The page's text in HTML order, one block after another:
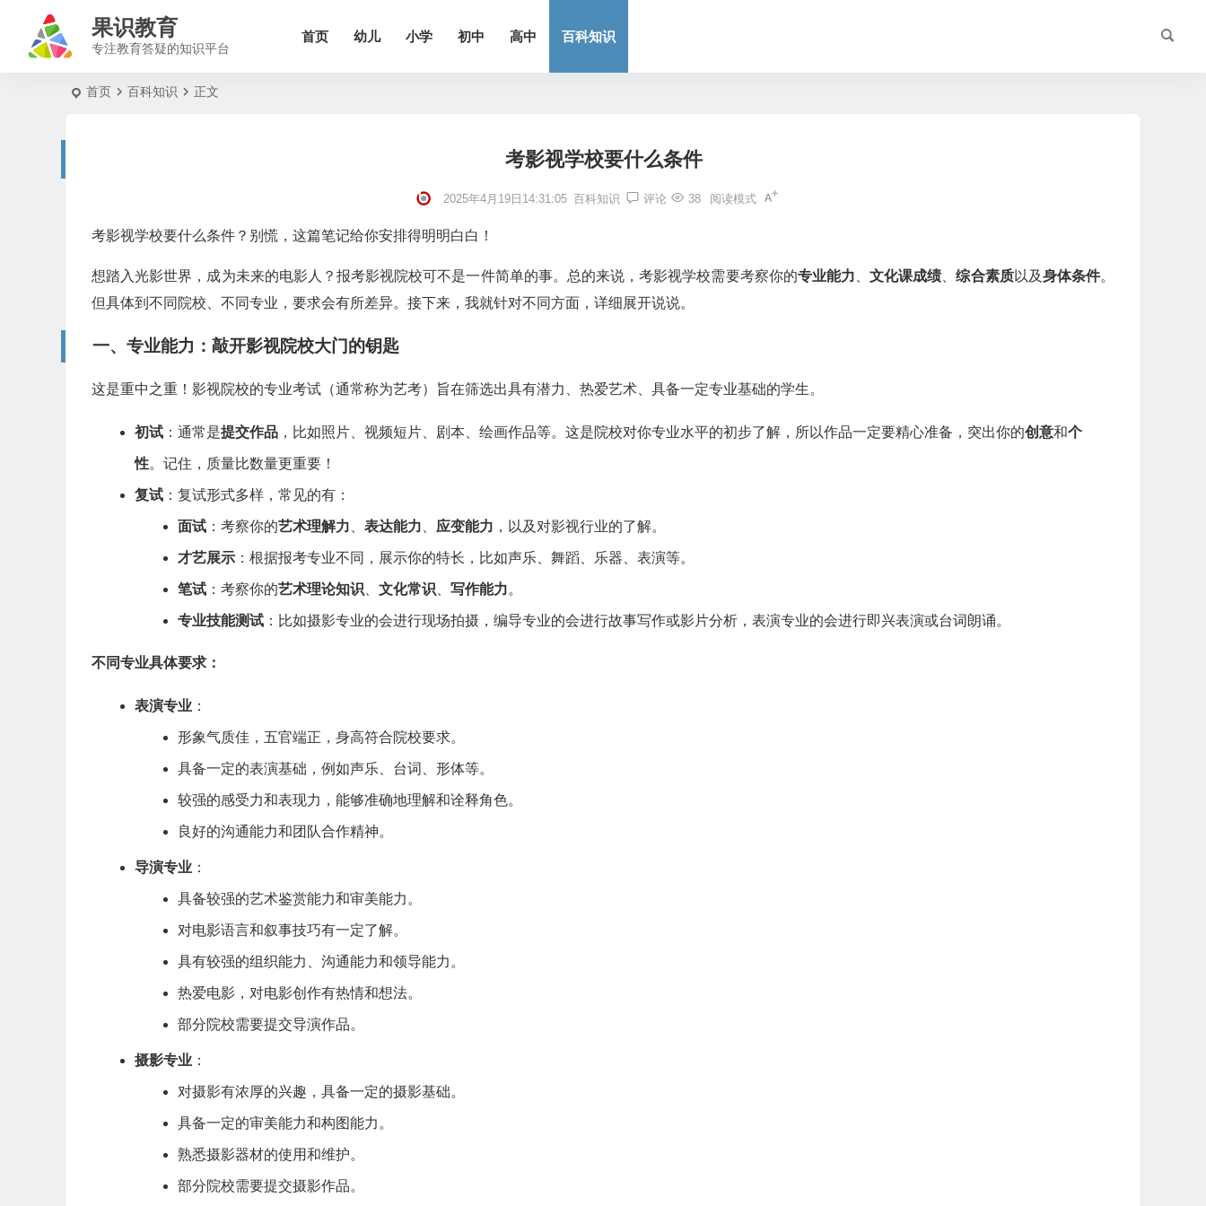
果识教育
专注教育答疑的知识平台
首页 幼儿 小学 初中 高中 百科知识
首页 百科知识 正文
考影视学校要什么条件
2025年4月19日14:31:05 百科知识 评论 38 阅读模式
考影视学校要什么条件？别慌，这篇笔记给你安排得明明白白！
想踏入光影世界，成为未来的电影人？报考影视院校可不是一件简单的事。总的来说，考影视学校需要考察你的专业能力 、文化课成绩、综合素质以及身体条件。
但具体到不同院校、不同专业，要求会有所差异。接下来，我就针对不同方面，详细展开说说。
一、专业能力：敲开影视院校大门的钥匙
这是重中之重！影视院校的专业考试（通常称为艺考）旨在筛选出具有潜力、热爱艺术、具备一定专业基础的学生。
初试 ：通常是提交作品 ，比如照片、视频短片、剧本、绘画作品等。这是院校对你专业水平的初步了解，所以作品一定要精心准备，突出你的创意和个
性。记住，质量比数量更重要！
复试 ：复试形式多样，常见的有：
面试 ：考察你的艺术理解力 表达能力 应变能力 ，以及对影视行业的了解。
才艺展示 ：根据报考专业不同，展示你的特长，比如声乐、舞蹈、乐器、表演等。
笔试 ：考察你的艺术理论知识 文化常识 写作能力。
专业技能测试 ：比如摄影专业的会进行现场拍摄，编导专业的会进行故事写作或影片分析，表演专业的会进行即兴表演或台词朗诵。
不同专业具体要求：
表演专业 ：
形象气质佳，五官端正，身高符合院校要求。
具备一定的表演基础，例如声乐、台词、形体等。
较强的感受力和表现力，能够准确地理解和诠释角色。
良好的沟通能力和团队合作精神。
导演专业 ：
具备较强的艺术鉴赏能力和审美能力。
对电影语言和叙事技巧有一定了解。
具有较强的组织能力、沟通能力和领导能力。
热爱电影，对电影创作有热情和想法。
部分院校需要提交导演作品。
摄影专业 ：
对摄影有浓厚的兴趣，具备一定的摄影基础。
具备一定的审美能力和构图能力。
熟悉摄影器材的使用和维护。
部分院校需要提交摄影作品。